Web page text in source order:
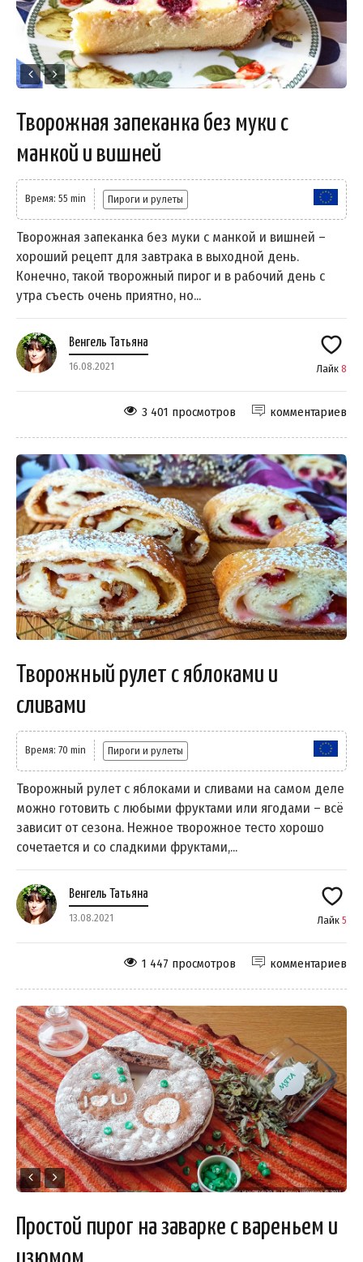
Творожная запеканка без муки с
манкой и вишней
Время: 55 min Пироги и рулеты
Творожная запеканка без муки с манкой и вишней –
хороший рецепт для завтрака в выходной день.
Конечно, такой творожный пирог и в рабочий день с
утра съесть очень приятно, но...
Венгель Татьяна
16.08.2021 Лайк 8
комментариев
3 401 просмотров
Творожный рулет с яблоками и
сливами
Время: 70 min Пироги и рулеты
Творожный рулет с яблоками и сливами на самом деле
можно готовить с любыми фруктами или ягодами – всё
зависит от сезона. Нежное творожное тесто хорошо
сочетается и со сладкими фруктами,...
Венгель Татьяна
13.08.2021 Лайк 5
комментариев
1 447 просмотров
Простой пирог на заварке с вареньем и